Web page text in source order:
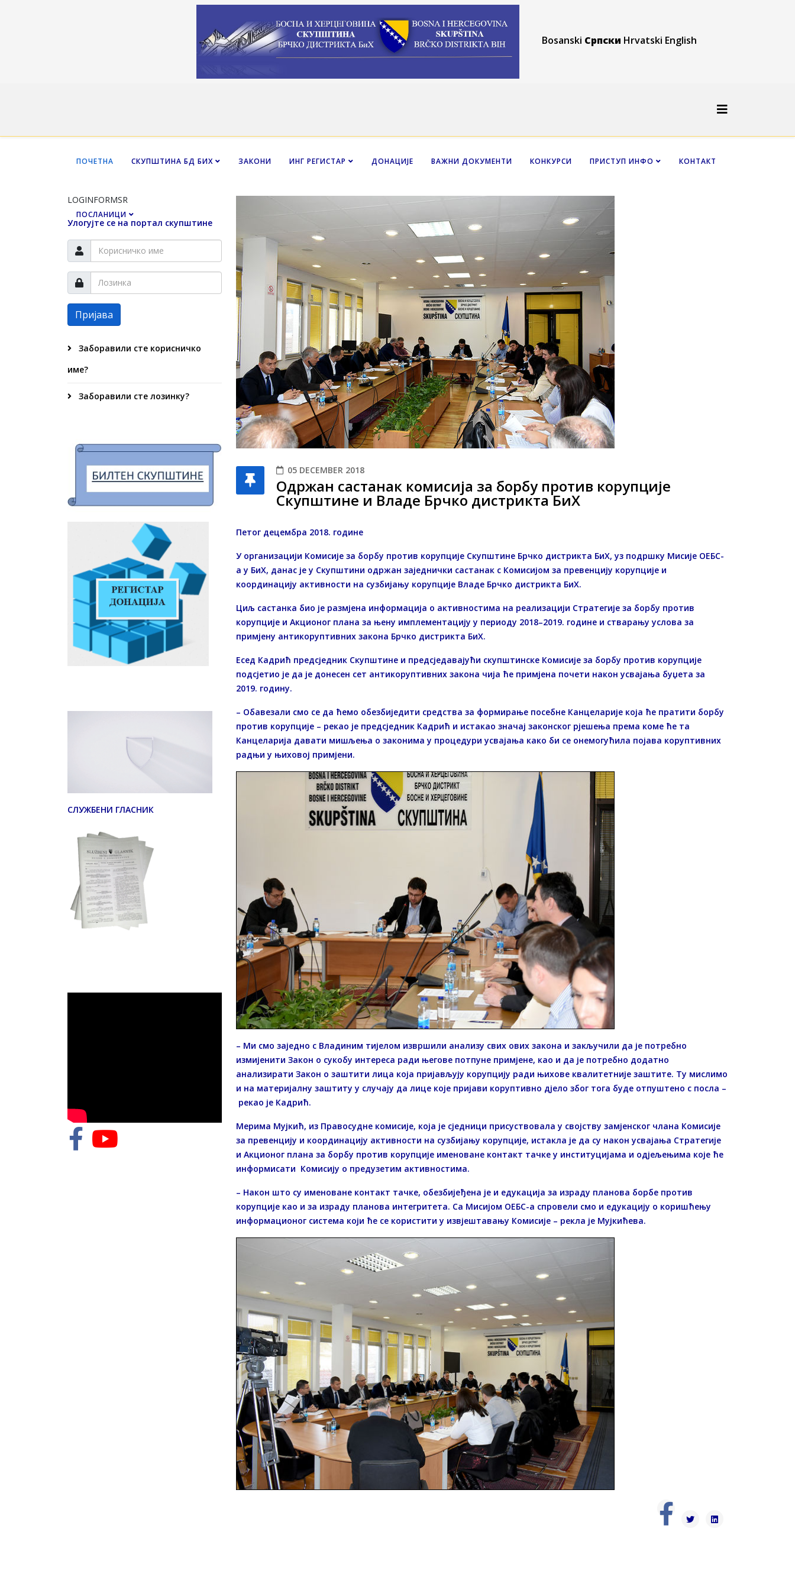
Bosanski Српски Hrvatski English
ПОЧЕТНА СКУПШТИНА БД БИХ ЗАКОНИ ИНГ РЕГИСТАР ДОНАЦИЈЕ ВАЖНИ ДОКУМЕНТИ КОНКУРСИ ПРИСТУП ИНФО КОНТАКТ
ПОСЛАНИЦИ
LOGINFORMSR
Улогујте се на портал скупштине
Пријава
Заборавили сте корисничко
име?
Заборавили сте лозинку?
СЛУЖБЕНИ ГЛАСНИК
05 DECEMBER 2018
Одржан састанак комисија за борбу против корупције
Скупштине и Владе Брчко дистрикта БиХ
Петог децембра 2018. године
У организацији Комисије за борбу против корупције Скупштине Брчко дистрикта БиХ, уз подршку Мисије ОЕБС-
а у БиХ, данас је у Скупштини одржан заједнички састанак с Комисијом за превенцију корупције и
координацију активности на сузбијању корупције Владе Брчко дистрикта БиХ.
Циљ састанка био је размјена информација о активностима на реализацији Стратегије за борбу против
корупције и Акционог плана за њену имплементацију у периоду 2018–2019. године и стварању услова за
примјену антикоруптивних закона Брчко дистрикта БиХ.
Есед Кадрић предсједник Скупштине и предсједавајући скупштинске Комисије за борбу против корупције
подсјетио је да је донесен сет антикоруптивних закона чија ће примјена почети након усвајања буџета за
2019. годину.
– Oбавезали смо се да ћемо обезбиједити средства за формирање посебне Канцеларије која ће пратити борбу
против корупције – рекао је предсједник Кадрић и истакао значај законског рјешења према коме ће та
Канцеларија давати мишљења о законима у процедури усвајања како би се онемогућила појава коруптивних
радњи у њиховој примјени.
– Ми смо заједно с Владиним тијелом извршили анализу свих ових закона и закључили да је потребно
измијенити Закон о сукобу интереса ради његове потпуне примјене, као и да је потребно додатно
анализирати Закон о заштити лица која пријављују корупцију ради њихове квалитетније заштите. Ту мислимо
и на материјалну заштиту у случају да лице које пријави коруптивно дјело због тога буде отпуштено с посла –
рекао је Кадрић.
Мерима Мујкић, из Правосудне комисије, која је сједници присуствовала у својству замјенског члана Комисије
за превенцију и координацију активности на сузбијању корупције, истакла је да су након усвајања Стратегије
и Акционог плана за борбу против корупције именоване контакт тачке у институцијама и одјељењима које ће
информисати Комисију о предузетим активностима.
– Након што су именоване контакт тачке, обезбијеђена је и едукација за израду планова борбе против
корупције као и за израду планова интегритета. Са Мисијом ОЕБС-а спровели смо и едукацију о коришћењу
информационог система који ће се користити у извјештавању Комисије – рекла је Мујкићева.